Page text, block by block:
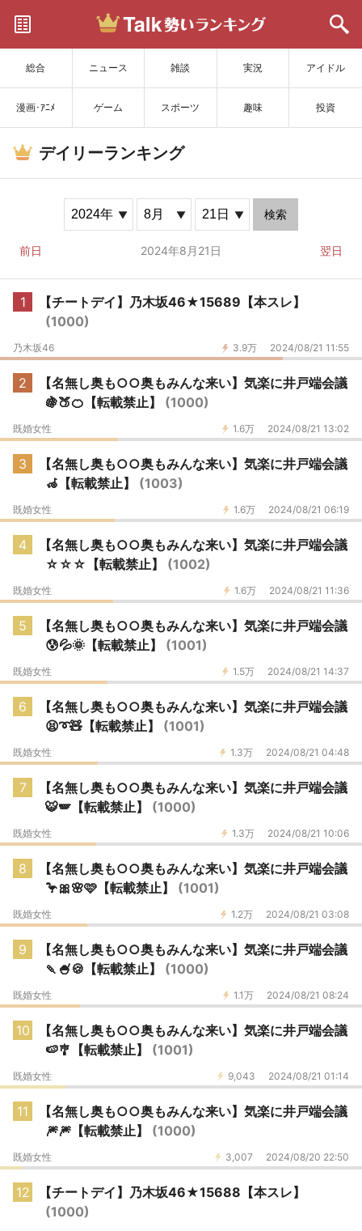
総合 ニュース 雑談 実況 アイドル
漫画･ｱﾆﾒ ゲーム スポーツ 趣味 投資
サイトを更新
デイリーランキング
検索
前日 2024年8月21日 翌日
1
【チートデイ】乃木坂46★15689【本スレ】
(1000)
3.9万 2024/08/21 11:55
乃木坂46
2
【名無し奥も○○奥もみんな来い】気楽に井戸端会議
🍇🍑🍊【転載禁止】 (1000)
1.6万 2024/08/21 13:02
既婚女性
3
【名無し奥も○○奥もみんな来い】気楽に井戸端会議
🦽【転載禁止】 (1003)
1.6万 2024/08/21 06:19
既婚女性
4
【名無し奥も○○奥もみんな来い】気楽に井戸端会議
☆☆☆【転載禁止】 (1002)
1.6万 2024/08/21 11:36
既婚女性
5
【名無し奥も○○奥もみんな来い】気楽に井戸端会議
😰💦🌞【転載禁止】 (1001)
1.5万 2024/08/21 14:37
既婚女性
6
【名無し奥も○○奥もみんな来い】気楽に井戸端会議
😫➰🧸【転載禁止】 (1001)
1.3万 2024/08/21 04:48
既婚女性
7
【名無し奥も○○奥もみんな来い】気楽に井戸端会議
🐯🪽【転載禁止】 (1000)
1.3万 2024/08/21 10:06
既婚女性
8
【名無し奥も○○奥もみんな来い】気楽に井戸端会議
🦩🎀🌸🩷【転載禁止】 (1001)
1.2万 2024/08/21 03:08
既婚女性
9
【名無し奥も○○奥もみんな来い】気楽に井戸端会議
🍡🍧🍪【転載禁止】 (1000)
1.1万 2024/08/21 08:24
既婚女性
10
【名無し奥も○○奥もみんな来い】気楽に井戸端会議
🍉🎐【転載禁止】 (1001)
9,043 2024/08/21 01:14
既婚女性
11
【名無し奥も○○奥もみんな来い】気楽に井戸端会議
🎆🎆【転載禁止】 (1000)
3,007 2024/08/20 22:50
既婚女性
12
【チートデイ】乃木坂46★15688【本スレ】
(1000)